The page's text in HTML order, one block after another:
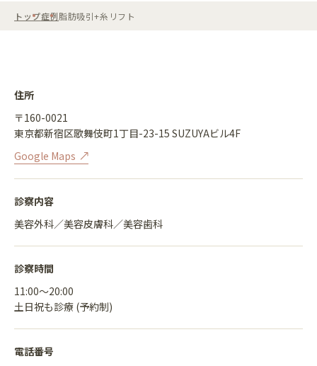
トップ症例脂肪吸引+糸リフト
住所
〒160-0021
東京都新宿区歌舞伎町1丁目-23-15 SUZUYAビル4F
Google Maps
診察内容
美容外科／美容皮膚科／美容歯科
診察時間
11:00〜20:00
土日祝も診療 (予約制)
電話番号